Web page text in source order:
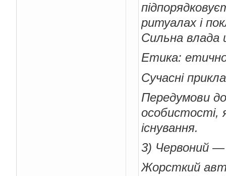
ритуалах і
Сильна влада
Етика:
Сучасні
Передумови
особистості,
існування.
3) Червоний —
Жорсткий